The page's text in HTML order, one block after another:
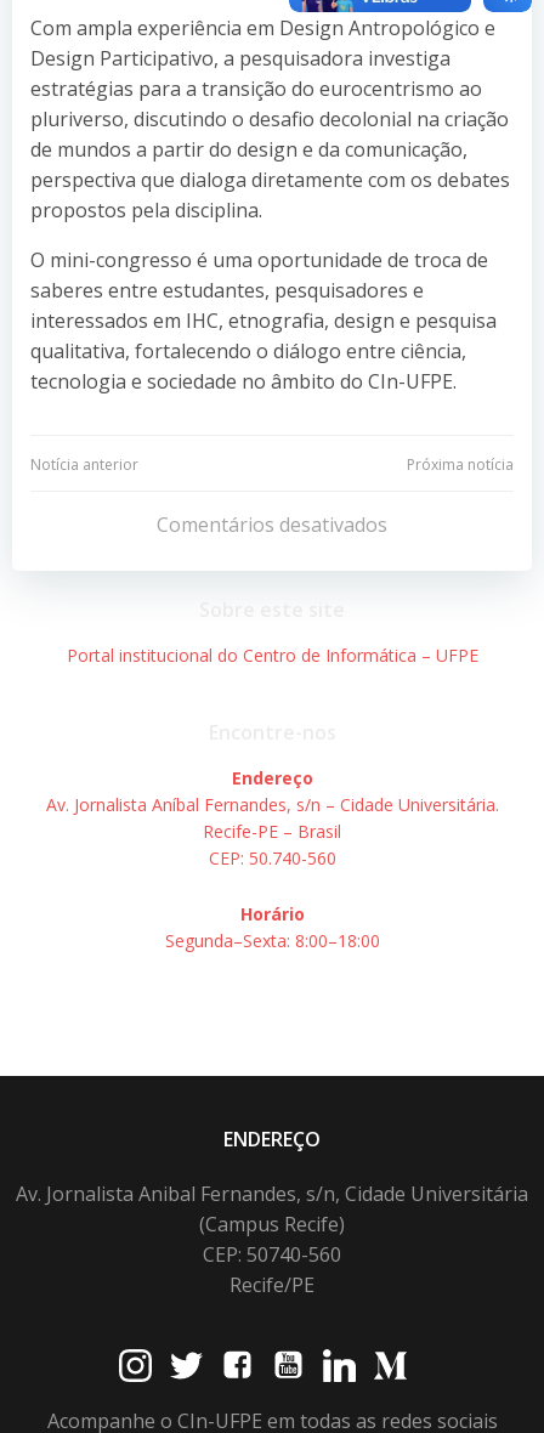
Com ampla experiência em Design Antropológico e
Design Participativo, a pesquisadora investiga
estratégias para a transição do eurocentrismo ao
pluriverso, discutindo o desafio decolonial na criação
de mundos a partir do design e da comunicação,
perspectiva que dialoga diretamente com os debates
propostos pela disciplina.
O mini-congresso é uma oportunidade de troca de
saberes entre estudantes, pesquisadores e
interessados em IHC, etnografia, design e pesquisa
qualitativa, fortalecendo o diálogo entre ciência,
tecnologia e sociedade no âmbito do CIn-UFPE.
Navegação
Post
Notícia anterior
Navegação
de
Post
Próxima notícia
Comentários desativados
Portal institucional do Centro de Informática – UFPE
Endereço
Av. Jornalista Aníbal Fernandes, s/n – Cidade Universitária.
Recife-PE – Brasil
CEP: 50.740-560
Horário
Segunda–Sexta: 8:00–18:00
ENDEREÇO
Av. Jornalista Anibal Fernandes, s/n, Cidade Universitária
(Campus Recife)
CEP: 50740-560
Recife/PE
Acompanhe o CIn-UFPE em todas as redes sociais